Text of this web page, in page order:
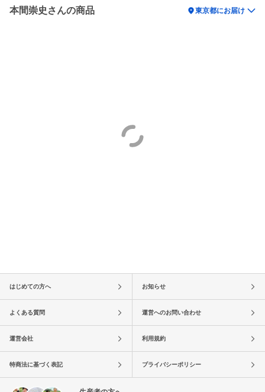
本間崇史さんの商品 location_on東京都にお届け
はじめての方へ お知らせ
よくある質問 運営へのお問い合わせ
運営会社 利用規約
特商法に基づく表記 プライバシーポリシー